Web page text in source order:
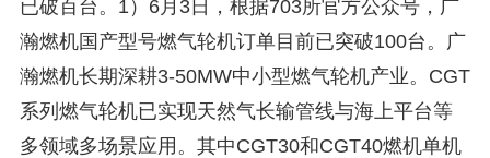
已破百台。1）6月3日，根据703所官方公众号，广
瀚燃机国产型号燃气轮机订单目前已突破100台。广
瀚燃机长期深耕3-50MW中小型燃气轮机产业。CGT
系列燃气轮机已实现天然气长输管线与海上平台等
多领域多场景应用。其中CGT30和CGT40燃机单机